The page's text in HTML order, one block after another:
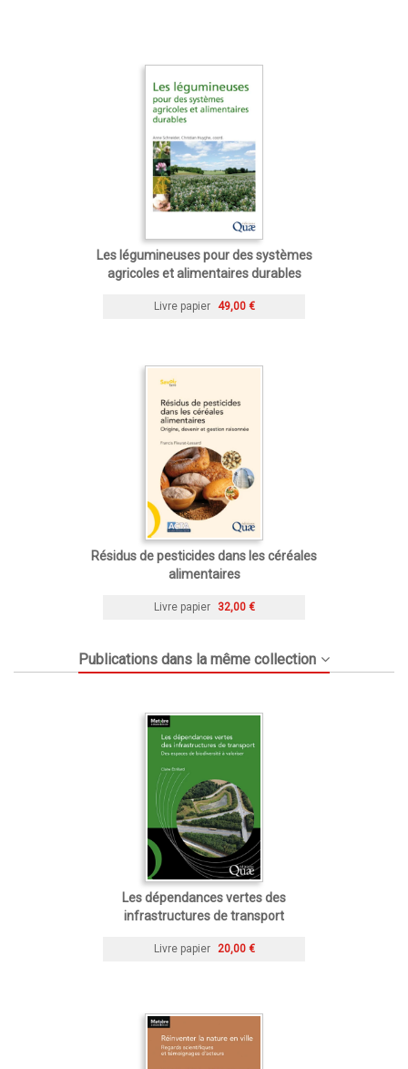
Les légumineuses pour des systèmes
agricoles et alimentaires durables
Livre papier 49,00 €
Résidus de pesticides dans les céréales
alimentaires
Livre papier 32,00 €
Publications dans la même collection
Les dépendances vertes des
infrastructures de transport
Livre papier 20,00 €